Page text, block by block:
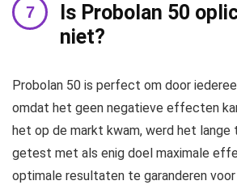
Is Probolan 50
niet?
Probolan 50 is perfect om door
omdat het geen negatieve effecten
het op de markt kwam, werd het lange
getest met als enig doel maximale
optimale resultaten te garanderen